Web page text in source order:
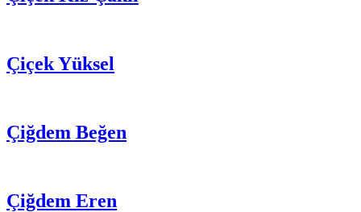
Çiçek Yüksel
Çiğdem Beğen
Çiğdem Eren